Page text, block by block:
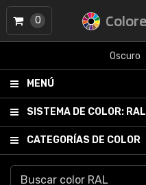
Oscuro
MENÚ
SISTEMA DE COLOR:
CATEGORÍAS DE COLOR
0